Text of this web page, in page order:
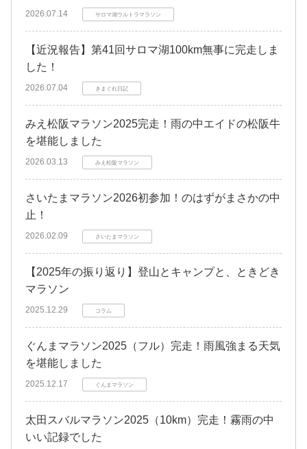
2026.07.14 サロマ湖ウルトラマラソン
【近況報告】第41回サロマ湖100km無事に完走しま
した！
2026.07.04 きまぐれ日記
みえ松阪マラソン2025完走！雨の中エイドの松阪牛
を堪能しました
2026.03.13 みえ松阪マラソン
さいたまマラソン2026初参加！のはずがまさかの中
止！
2026.02.09 さいたまマラソン
【2025年の振り返り】登山とキャンプと、ときどき
マラソン
2025.12.29 コラム
ぐんまマラソン2025（フル）完走！雨風強まる天気
を堪能しました
2025.12.17 ぐんまマラソン
太田スバルマラソン2025（10km）完走！霧雨の中
いい記録でした